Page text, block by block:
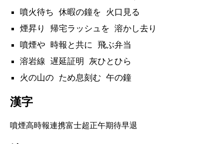
噴火待ち 休暇の鐘を 火口見る
煙昇り 帰宅ラッシュを 溶かし去り
噴煙や 時報と共に 飛ぶ弁当
溶岩線 遅延証明 灰ひとひら
火の山の ため息刻む 午の鐘
漢字
噴煙高時報連携富士超正午期待早退